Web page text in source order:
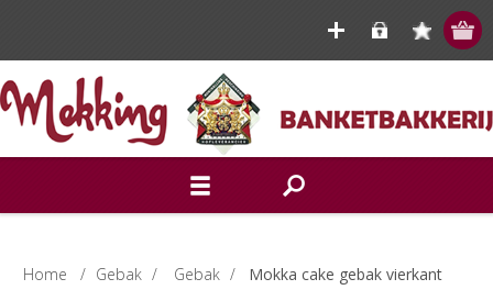
Home / Gebak / Gebak / Mokka cake gebak vierkant